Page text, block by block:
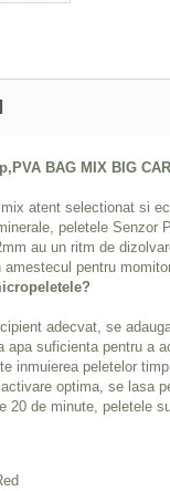
BAG MIX BIG
atent selectionat si
peletele Senzor
au un ritm de
pentru
adecvat, se
apa suficienta pentru a
inmuierea peletelor
optima, se lasa
20 de minute, peletele